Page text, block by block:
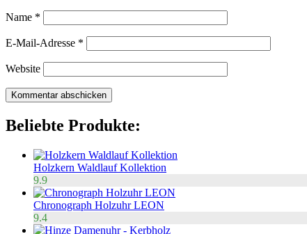
Name *
E-Mail-Adresse *
Website
Beliebte Produkte:
Holzkern Waldlauf Kollektion
9.9
Chronograph Holzuhr LEON
9.4